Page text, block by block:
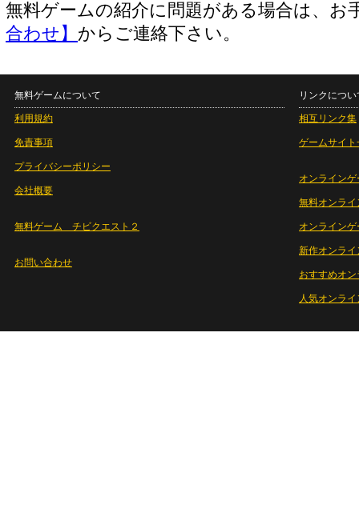
無料ゲームの紹介に問題がある場合は、お
合わせ】 からご連絡下さい。
無料ゲームについて
利用規約
免責事項
プライバシーポリシー
会社概要
無料ゲーム チビクエスト２
お問い合わせ
リンクについ
相互リンク集
ゲームサイト
オンラインゲ
無料オンライ
オンライン
新作オンライ
おすすめオ
人気オンラ